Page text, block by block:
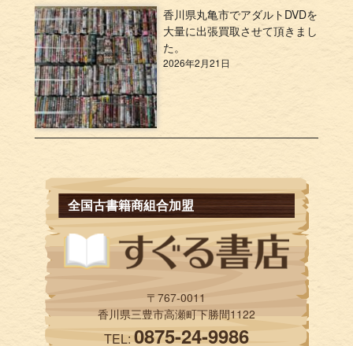
香川県丸亀市でアダルトDVDを
大量に出張買取させて頂きまし
た。
2026年2月21日
全国古書籍商組合加盟
〒767-0011
香川県三豊市高瀬町下勝間1122
TEL:0875-24-9986